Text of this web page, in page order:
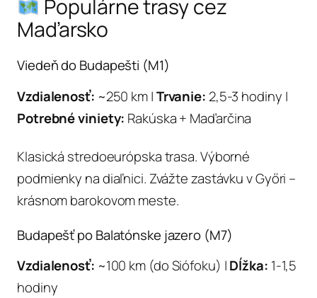
Populárne trasy cez
Maďarsko
Viedeň do Budapešti (M1)
Vzdialenosť: ~250 km |Trvanie: 2,5-3 hodiny |
Potrebné viniety: Rakúska + Maďarčina
Klasická stredoeurópska trasa. Výborné
podmienky na diaľnici. Zvážte zastávku v Győri –
krásnom barokovom meste.
Budapešť po Balatónske jazero (M7)
Vzdialenosť: ~100 km (do Siófoku) |Dĺžka: 1-1,5
hodiny